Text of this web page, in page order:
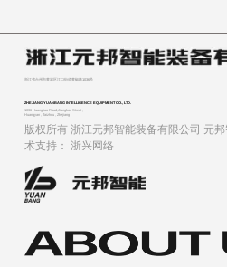
浙江省台州市黄岩区江口街道黄椒路1036号
ZHEJIANG YUANBANG INTELLIGENCE EQUIPMENT CO., LTD.
1036 Huangjiao Road,Jiangkou Street ,
Huangyan , Taizhou , Zhejiang
版权所有 浙江元邦智能装备有限公司 元
术支持： 浙兴网络